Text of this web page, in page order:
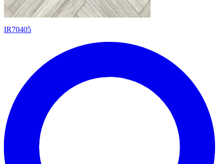
IR70405